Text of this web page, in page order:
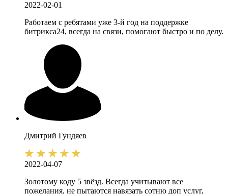
2022-02-01
Работаем с ребятами уже 3-й год на поддержке
битрикса24, всегда на связи, помогают быстро и по делу.
Дмитрий Гундяев
2022-04-07
Золотому коду 5 звёзд. Всегда учитывают все
пожелания, не пытаются навязать сотню доп услуг,